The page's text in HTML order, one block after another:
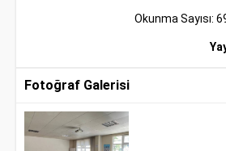
Okunma Sayısı:
Fotoğraf Galerisi